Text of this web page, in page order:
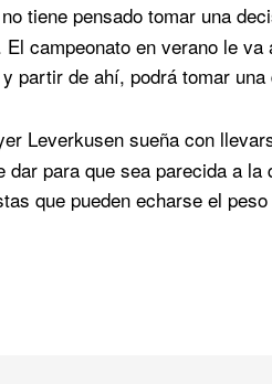
no tiene pensado tomar una
campeonato en verano le
partir de ahí, podrá tomar
Leverkusen sueña con
dar para que sea parecida a
que pueden echarse el